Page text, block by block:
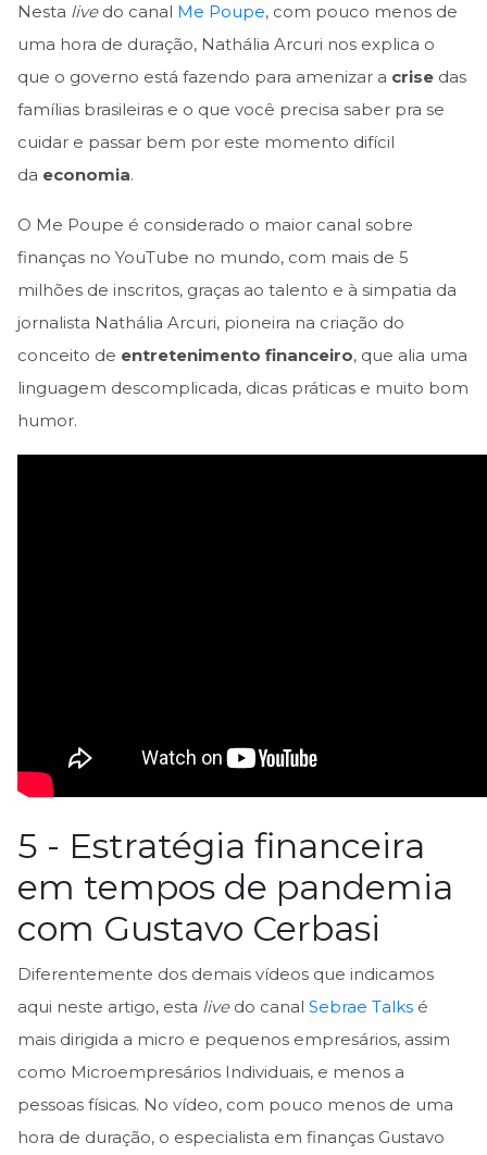
Nesta livedo canal Me Poupe, com pouco menos de
uma hora de duração, Nathália Arcuri nos explica o
que o governo está fazendo para amenizar a crise das
famílias brasileiras e o que você precisa saber pra se
cuidar e passar bem por este momento difícil
da economia.
O Me Poupe é considerado o maior canal sobre
finanças no YouTube no mundo, com mais de 5
milhões de inscritos, graças ao talento e à simpatia da
jornalista Nathália Arcuri, pioneira na criação do
conceito de entretenimento financeiro, que alia uma
linguagem descomplicada, dicas práticas e muito bom
humor.
5 - Estratégia financeira
em tempos de pandemia
com Gustavo Cerbasi
Diferentemente dos demais vídeos que indicamos
aqui neste artigo, esta livedo canal Sebrae Talks é
mais dirigida a micro e pequenos empresários, assim
como Microempresários Individuais, e menos a
pessoas físicas. No vídeo, com pouco menos de uma
hora de duração, o especialista em finanças Gustavo